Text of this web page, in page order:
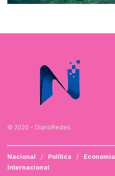
© 2020 - DiarioRedes
Nacional Política Economía
Internacional